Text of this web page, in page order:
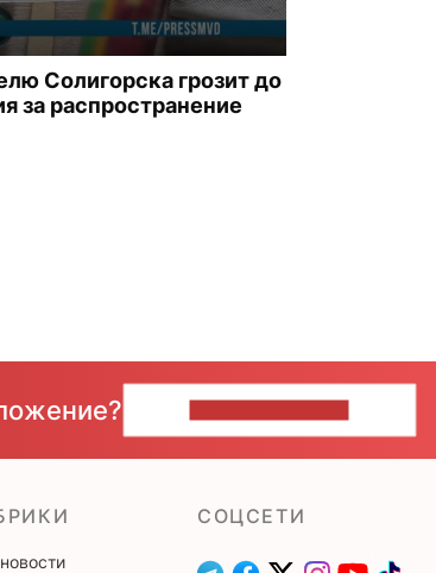
Солигорска грозит до
за распространение
CОЦСЕТИ